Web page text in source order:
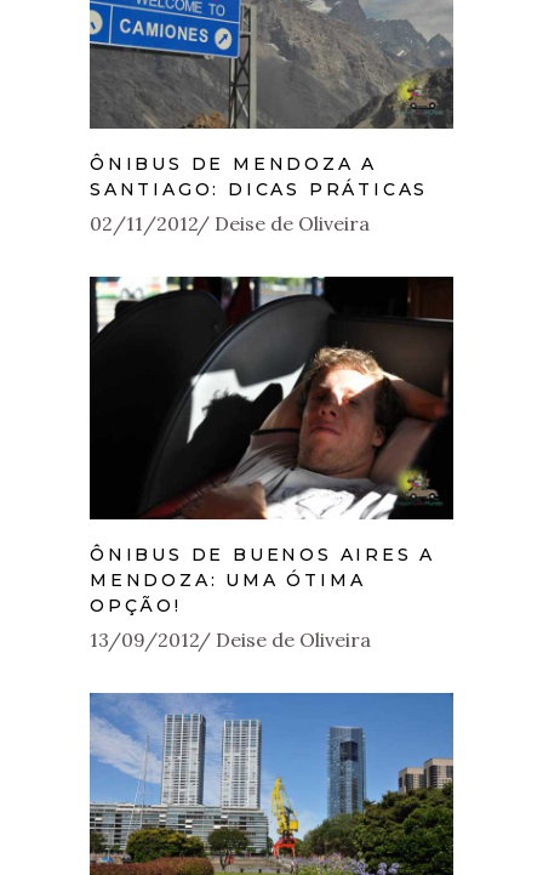
ÔNIBUS DE MENDOZA A
SANTIAGO: DICAS PRÁTICAS
02/11/2012 Deise de Oliveira
ÔNIBUS DE BUENOS AIRES A
MENDOZA: UMA ÓTIMA
OPÇÃO!
13/09/2012 Deise de Oliveira